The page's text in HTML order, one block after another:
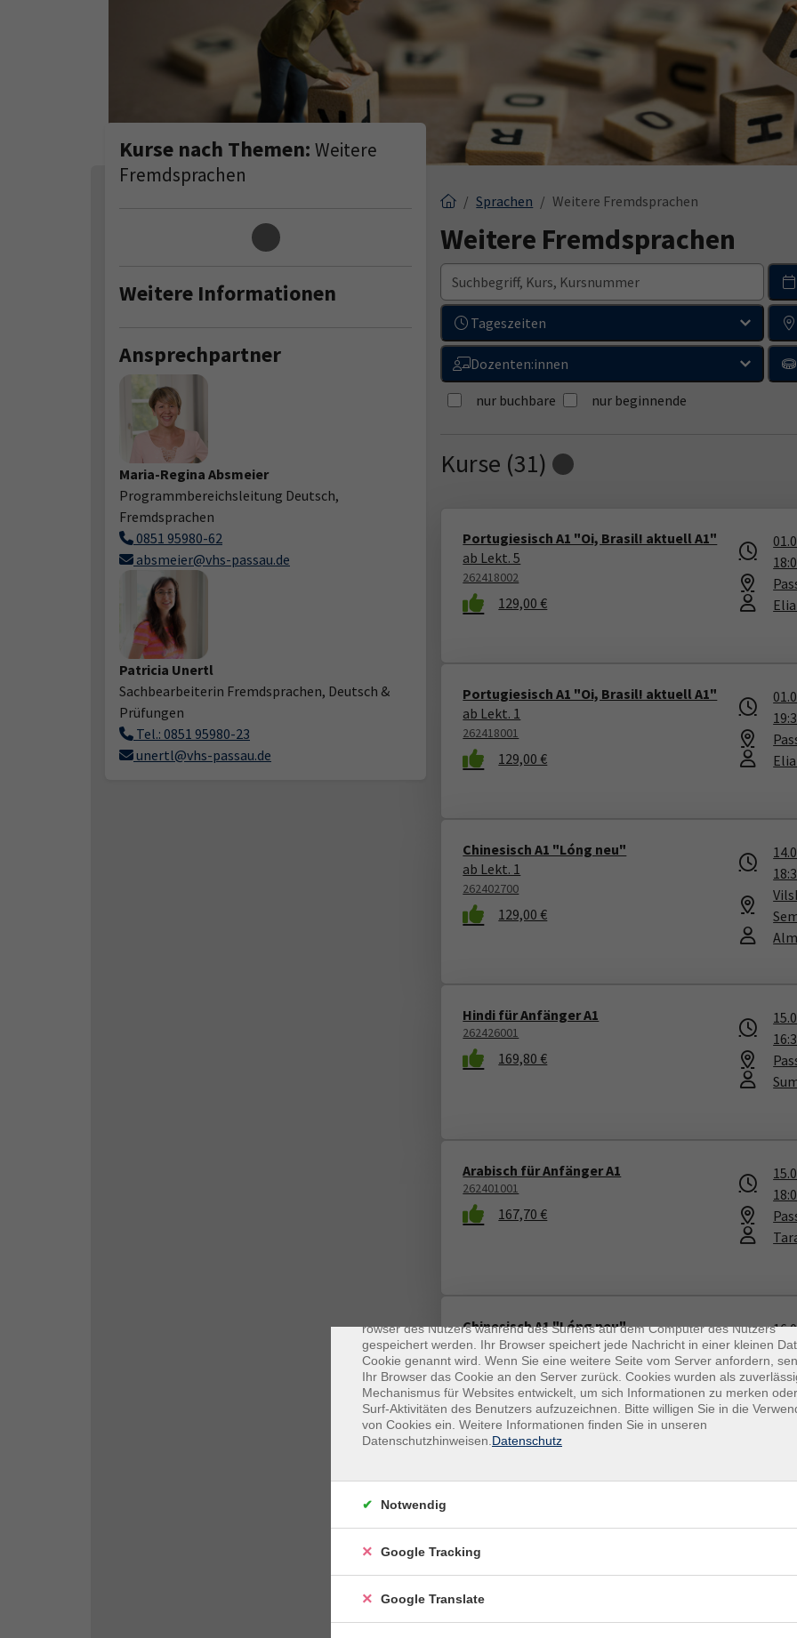
Sprachen Weitere Fremdsprachen
Weitere Fremdsprachen
Tageszeiten
Dozenten:innen
nur buchbare nur beginnende
Kurse (31)Loading...
Portugiesisch A1 "Oi, Brasil! aktuell A1"
ab Lekt. 5
262418002
129,00 €
Portugiesisch A1 "Oi, Brasil! aktuell A1"
ab Lekt. 1
262418001
129,00 €
Chinesisch A1 "Lóng neu"
ab Lekt. 1
262402700
129,00 €
Hindi für Anfänger A1
262426001
169,80 €
Arabisch für Anfänger A1
262401001
167,70 €
Chinesisch A1 "Lóng neu"
ab Lekt. 1
262402001
129,00 €
Tschechisch A1 "Cesky krok za krokem 1"
Kurse nach Themen: Weitere
Fremdsprachen
Loading...
Weitere Informationen
Ansprechpartner
Maria-Regina Absmeier
Programmbereichsleitung Deutsch,
Fremdsprachen
0851 95980-62
absmeier@vhs-passau.de
Patricia Unertl
Sachbearbeiterin Fremdsprachen, Deutsch &
Prüfungen
Tel.: 0851 95980-23
unertl@vhs-passau.de
rowser des Nutzers während des Surfens auf dem Computer des Nutzers
gespeichert werden. Ihr Browser speichert jede Nachricht in einer kleinen
Cookie genannt wird. Wenn Sie eine weitere Seite vom Server anfordern,
Ihr Browser das Cookie an den Server zurück. Cookies wurden als
Mechanismus für Websites entwickelt, um sich Informationen zu merken
Surf-Aktivitäten des Benutzers aufzuzeichnen. Bitte willigen Sie in die
von Cookies ein. Weitere Informationen finden Sie in unseren
Datenschutzhinweisen. Datenschutz
Notwendig
Google Tracking
Google Translate